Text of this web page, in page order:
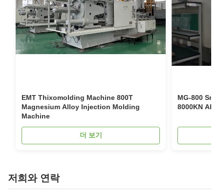
서 우수한 비용 효율성을 가진 신흥 프로세스로 전환되
었습니다..
EMT Thixomolding Machine 800T
Magnesium Alloy Injection Molding
Machine
더 보기
MG-800
저희와 연락